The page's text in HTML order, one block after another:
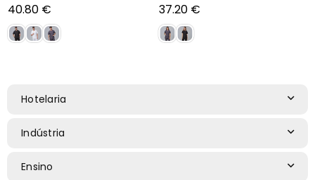
40.80 € 37.20 €
Hotelaria
Indústria
Ensino